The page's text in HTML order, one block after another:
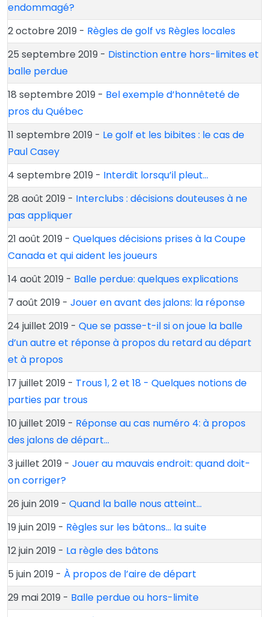
endommagé?
2 octobre 2019 - Règles de golf vs Règles locales
25 septembre 2019 - Distinction entre hors-limites et
balle perdue
18 septembre 2019 - Bel exemple d’honnêteté de
pros du Québec
11 septembre 2019 - Le golf et les bibites : le cas de
Paul Casey
4 septembre 2019 - Interdit lorsqu’il pleut…
28 août 2019 - Interclubs : décisions douteuses à ne
pas appliquer
21 août 2019 - Quelques décisions prises à la Coupe
Canada et qui aident les joueurs
14 août 2019 - Balle perdue: quelques explications
7 août 2019 - Jouer en avant des jalons: la réponse
24 juillet 2019 - Que se passe-t-il si on joue la balle
d’un autre et réponse à propos du retard au départ
et à propos
17 juillet 2019 - Trous 1, 2 et 18 - Quelques notions de
parties par trous
10 juillet 2019 - Réponse au cas numéro 4: à propos
des jalons de départ…
3 juillet 2019 - Jouer au mauvais endroit: quand doit-
on corriger?
26 juin 2019 - Quand la balle nous atteint…
19 juin 2019 - Règles sur les bâtons… la suite
12 juin 2019 - La règle des bâtons
5 juin 2019 - À propos de l’aire de départ
29 mai 2019 - Balle perdue ou hors-limite